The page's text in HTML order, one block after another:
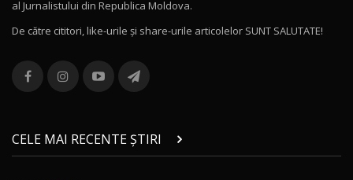
12 16:48
13
combină aventura cu luxul / AutoBlog.MD
36:08
chinez care face lumea să se întoarcă după el
/ AutoBlog.MD
17:27
al Jurnalistului din Republica Moldova.
De către cititori, like-urile şi share-urile articolelor SUNT SALUTATE!
CELE MAI RECENTE ȘTIRI